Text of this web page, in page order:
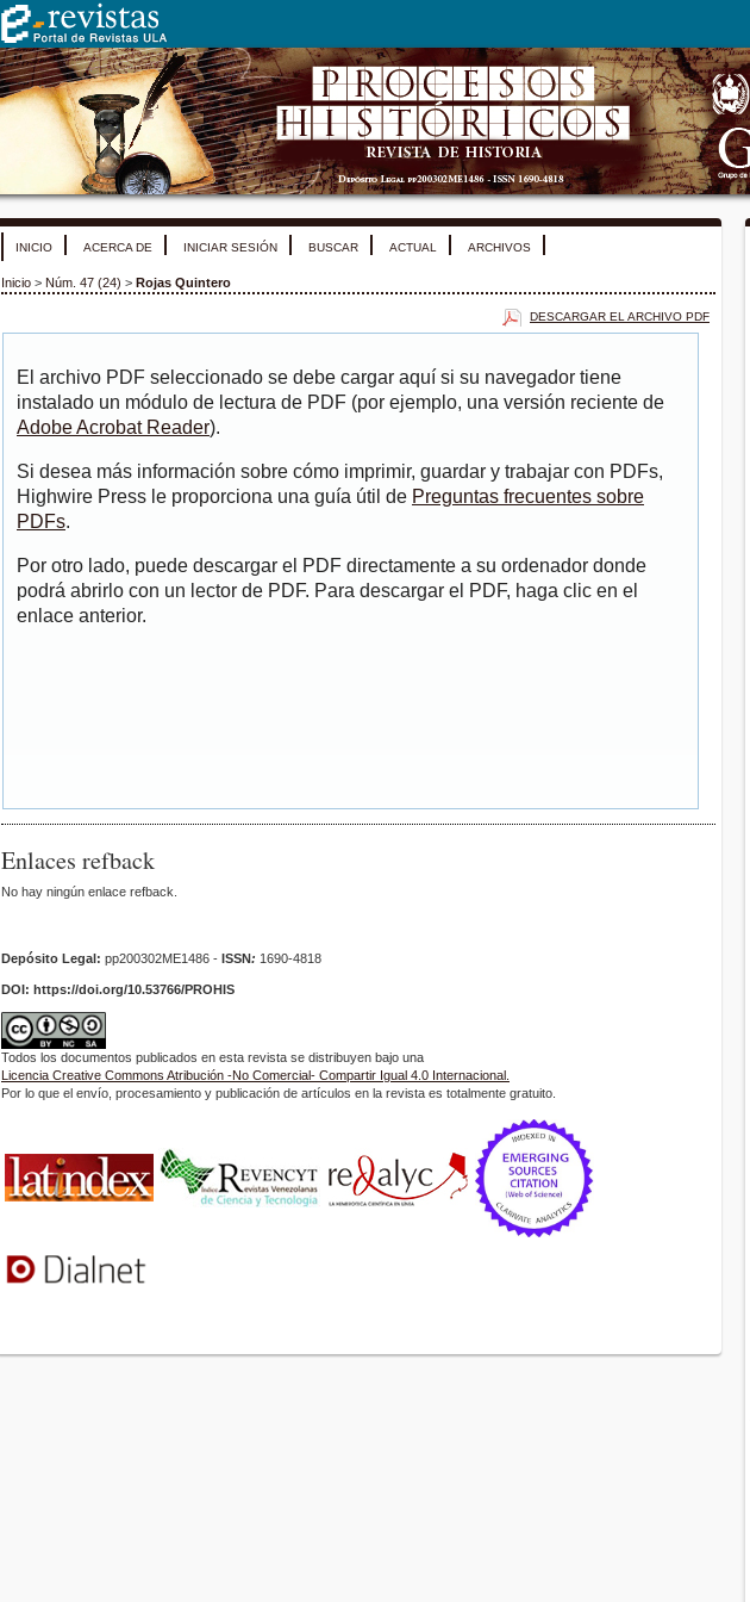
INICIO ACERCA DE INICIAR SESIÓN BUSCAR ACTUAL ARCHIVOS
Inicio > Núm. 47 (24) > Rojas Quintero
DESCARGAR EL ARCHIVO PDF
El archivo PDF seleccionado se debe cargar aquí si su navegador tiene
instalado un módulo de lectura de PDF (por ejemplo, una versión reciente de
Adobe Acrobat Reader).
Si desea más información sobre cómo imprimir, guardar y trabajar con PDFs,
Highwire Press le proporciona una guía útil de Preguntas frecuentes sobre
PDFs.
Por otro lado, puede descargar el PDF directamente a su ordenador donde
podrá abrirlo con un lector de PDF. Para descargar el PDF, haga clic en el
enlace anterior.
Enlaces refback
No hay ningún enlace refback.
Depósito Legal: pp200302ME1486 - ISSN: 1690-4818
DOI: https://doi.org/10.53766/PROHIS
Todos los documentos publicados en esta revista se distribuyen bajo una
Licencia Creative Commons Atribución -No Comercial- Compartir Igual 4.0 Internacional.
Por lo que el envío, procesamiento y publicación de artículos en la revista es totalmente gratuito.